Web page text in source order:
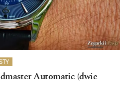
Automatic (dwie